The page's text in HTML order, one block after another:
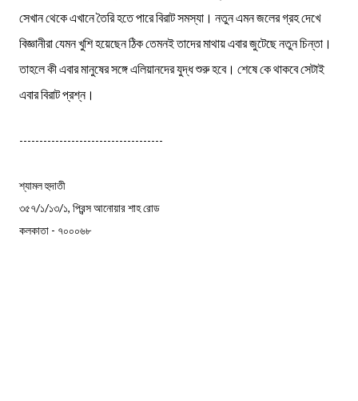
সেখান থেকে এখানে তৈরি হতে পারে বিরাট সমস্যা। নতুন এমন জলের গ্রহ দেখে
বিজ্ঞানীরা যেমন খুশি হয়েছেন ঠিক তেমনই তাদের মাথায় এবার জুটেছে নতুন চিন্তা।
তাহলে কী এবার মানুষের সঙ্গে এলিয়ানদের যুদ্ধ শুরু হবে। শেষে কে থাকবে সেটাই
এবার বিরাট প্রশ্ন।
------------------------------------
শ্যামল হুদাতী
৩৫৭/১/১৩/১, প্রিন্স আনোয়ার শাহ রোড
কলকাতা - ৭০০০৬৮